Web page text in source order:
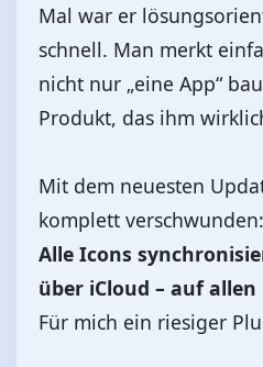
Mal war er
schnell. Man merkt
nicht nur „eine App“
Produkt, das ihm
Mit dem neuesten
komplett verschwunden:
Alle Icons
über iCloud – auf allen
Für mich ein riesiger